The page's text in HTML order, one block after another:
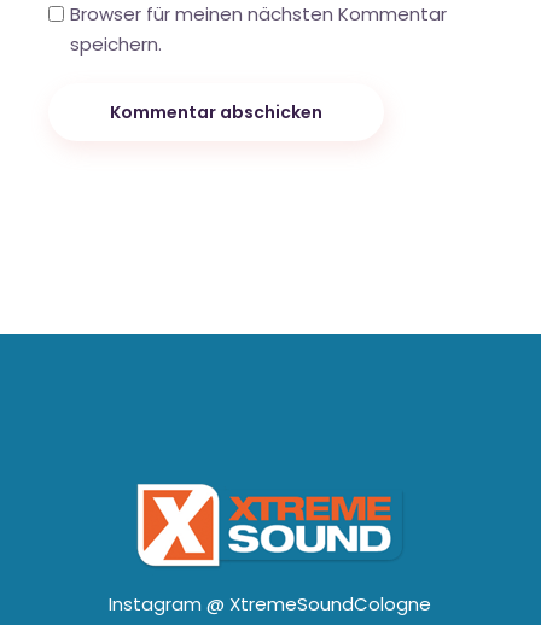
Browser für meinen nächsten Kommentar
speichern.
Kommentar abschicken
Instagram @ XtremeSoundCologne